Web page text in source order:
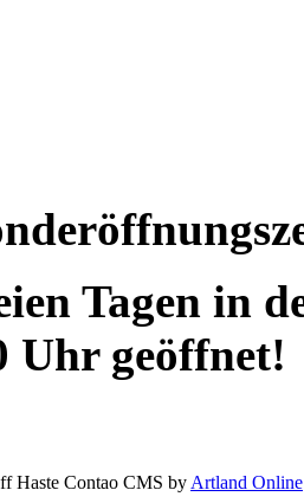
Tagen in
Uhr geöffnet!
Haste Contao CMS byArtland Online